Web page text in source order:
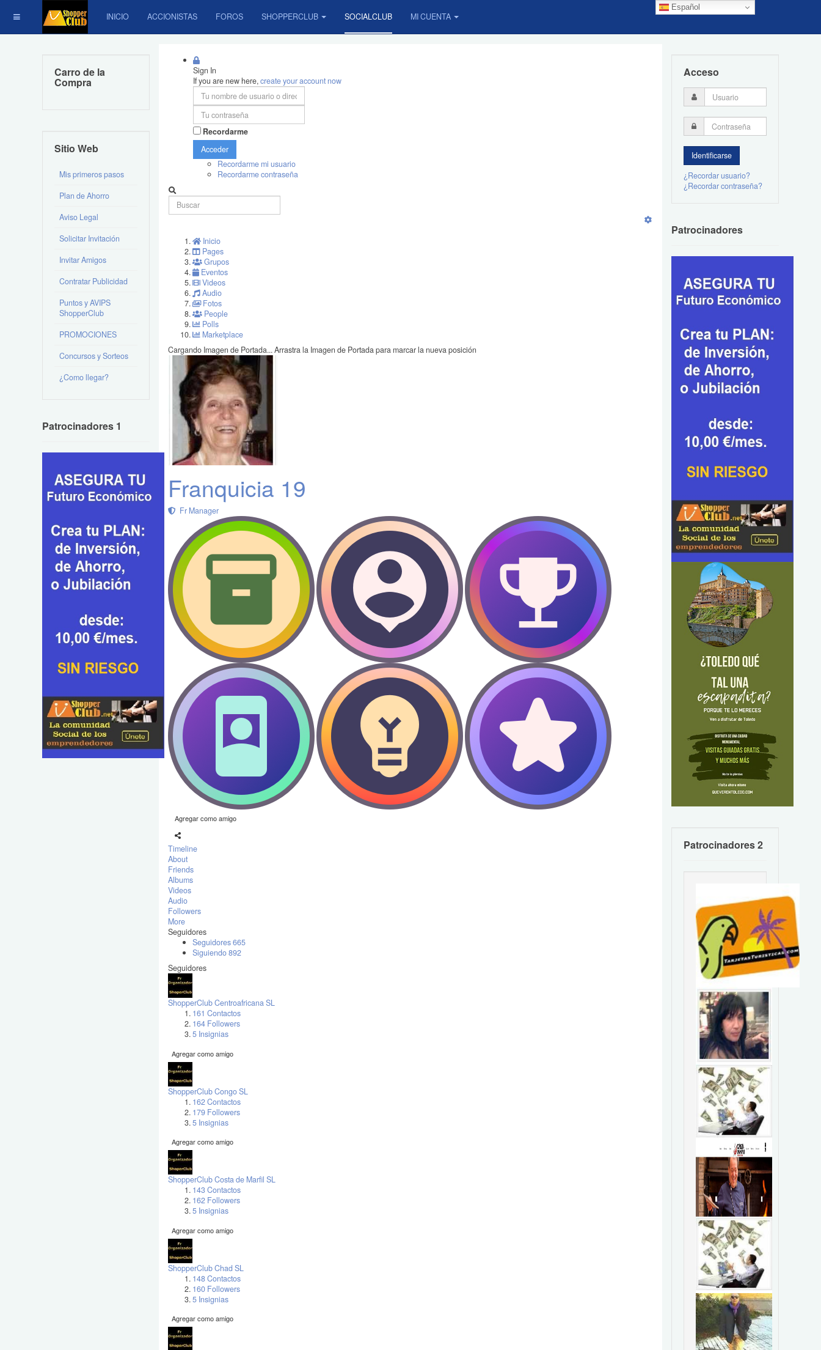
Español
INICIO ACCIONISTAS FOROS SHOPPERCLUB SOCIALCLUB MI CUENTA
Sign In
If you are new here,create your account now
Recordarme
Acceder
Recordarme mi usuario
Recordarme contraseña
Inicio
Pages
Grupos
Eventos
Videos
Audio
Fotos
People
Polls
Marketplace
Cargando Imagen de Portada...Arrastra la Imagen de Portada para marcar la nueva posición
Franquicia 19
Fr Manager
Agregar como amigo
Timeline
About
Friends
Albums
Videos
Audio
Followers
More
Seguidores
Seguidores665
Siguiendo892
Seguidores
ShopperClub Centroafricana SL
161 Contactos
164 Followers
5 Insignias
Agregar como amigo
ShopperClub Congo SL
162 Contactos
179 Followers
5 Insignias
Agregar como amigo
ShopperClub Costa de Marfil SL
143 Contactos
162 Followers
5 Insignias
Agregar como amigo
ShopperClub Chad SL
148 Contactos
160 Followers
5 Insignias
Agregar como amigo
Carro de la
Compra
Sitio Web
Mis primeros pasos
Plan de Ahorro
Aviso Legal
Solicitar Invitación
Invitar Amigos
Contratar Publicidad
Puntos y AVIPS
ShopperClub
PROMOCIONES
Concursos y Sorteos
¿Como llegar?
Patrocinadores 1
Acceso
¿Recordar usuario?
¿Recordar contraseña?
Patrocinadores
Patrocinadores 2